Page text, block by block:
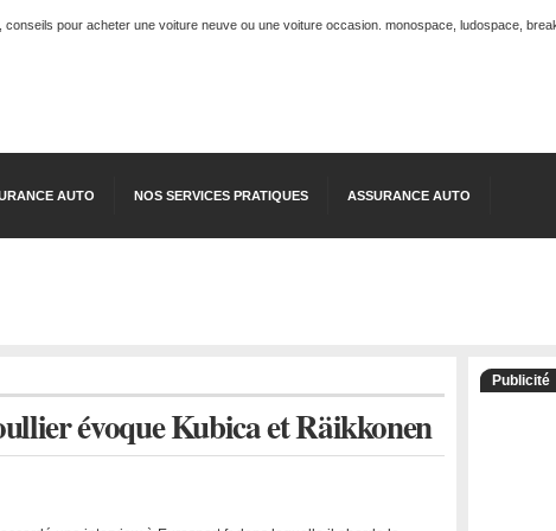
pour acheter une voiture neuve ou une voiture occasion. monospace, ludospace,
AUTO NOS SERVICES PRATIQUES ASSURANCE AUTO
évoque Kubica et Räikkonen
Publicité